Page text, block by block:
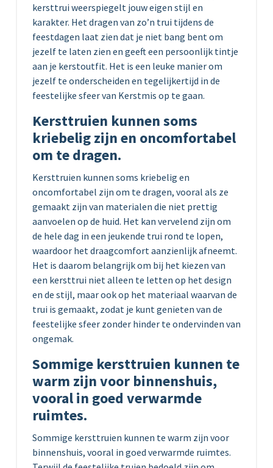
kersttrui weerspiegelt jouw eigen stijl en
karakter. Het dragen van zo’n trui tijdens de
feestdagen laat zien dat je niet bang bent om
jezelf te laten zien en geeft een persoonlijk tintje
aan je kerstoutfit. Het is een leuke manier om
jezelf te onderscheiden en tegelijkertijd in de
feestelijke sfeer van Kerstmis op te gaan.
Kersttruien kunnen soms
kriebelig zijn en oncomfortabel
om te dragen.
Kersttruien kunnen soms kriebelig en
oncomfortabel zijn om te dragen, vooral als ze
gemaakt zijn van materialen die niet prettig
aanvoelen op de huid. Het kan vervelend zijn om
de hele dag in een jeukende trui rond te lopen,
waardoor het draagcomfort aanzienlijk afneemt.
Het is daarom belangrijk om bij het kiezen van
een kersttrui niet alleen te letten op het design
en de stijl, maar ook op het materiaal waarvan de
trui is gemaakt, zodat je kunt genieten van de
feestelijke sfeer zonder hinder te ondervinden van
ongemak.
Sommige kersttruien kunnen te
warm zijn voor binnenshuis,
vooral in goed verwarmde
ruimtes.
Sommige kersttruien kunnen te warm zijn voor
binnenshuis, vooral in goed verwarmde ruimtes.